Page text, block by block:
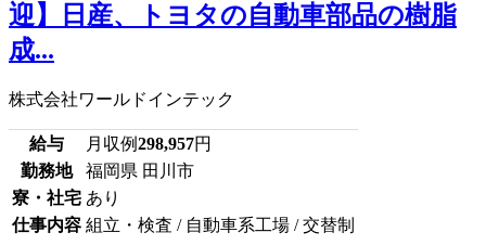
迎】日産、トヨタの自動車部品の樹脂
成...
株式会社ワールドインテック
給与 月収例298,957円
勤務地
福岡県 田川市
寮・社宅 あり
仕事内容 組立・検査 / 自動車系工場 / 交替制